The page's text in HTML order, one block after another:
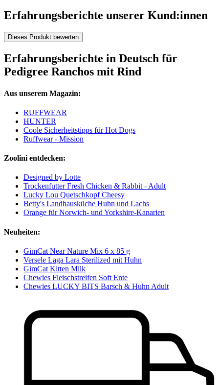
Erfahrungsberichte unserer Kund:innen
Dieses Produkt bewerten
Erfahrungsberichte in Deutsch für
Pedigree Ranchos mit Rind
Aus unserem Magazin:
RUFFWEAR
HUNTER
Coole Sicherheitstipps für Hot Dogs
Ruffwear - Mission
Zoolini entdecken:
Designed by Lotte
Trockenfutter Fresh Chicken & Rabbit - Adult
Lucky Lou Quetschkopf Cheesy
Betty's Landhausküche Huhn und Lachs
Orange für Norwich- und Yorkshire-Kanarien
Neuheiten:
GimCat Near Nature Mix 6 x 85 g
Versele Laga Lara Sterilized mit Huhn
GimCat Kitten Milk
Chewies Fleischstreifen Soft Ente
Chewies LUCKY BITS Barsch & Huhn Adult